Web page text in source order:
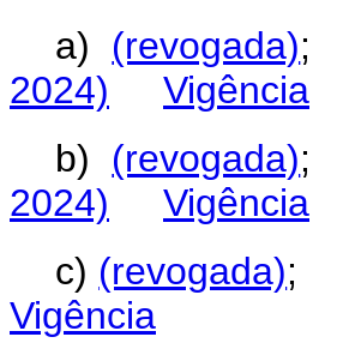
a) (revogada)
2024)
Vigência
b) (revogada)
2024)
Vigência
c) (revogada);
Vigência